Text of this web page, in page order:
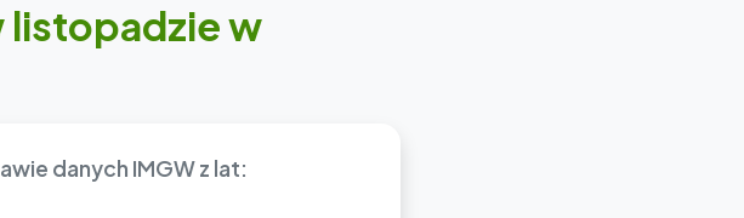
listopadzie w
danych IMGW z lat: